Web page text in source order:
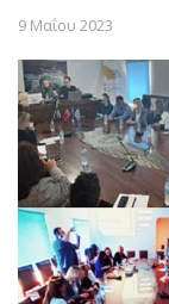
9 Μαΐου 2023